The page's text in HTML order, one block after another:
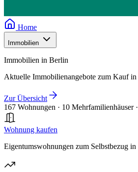
Home
Immobilien
Immobilien in Berlin
Aktuelle Immobilienangebote zum Kauf
Zur Übersicht
167 Wohnungen · 10 Mehrfamilienhäuser ·
Wohnung kaufen
Eigentumswohnungen zum Selbstbezug